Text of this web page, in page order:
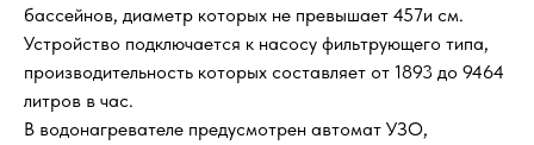
бассейнов, диаметр которых не превышает 457и см.
Устройство подключается к насосу фильтрующего типа,
производительность которых составляет от 1893 до 9464
литров в час.
В водонагревателе предусмотрен автомат УЗО,